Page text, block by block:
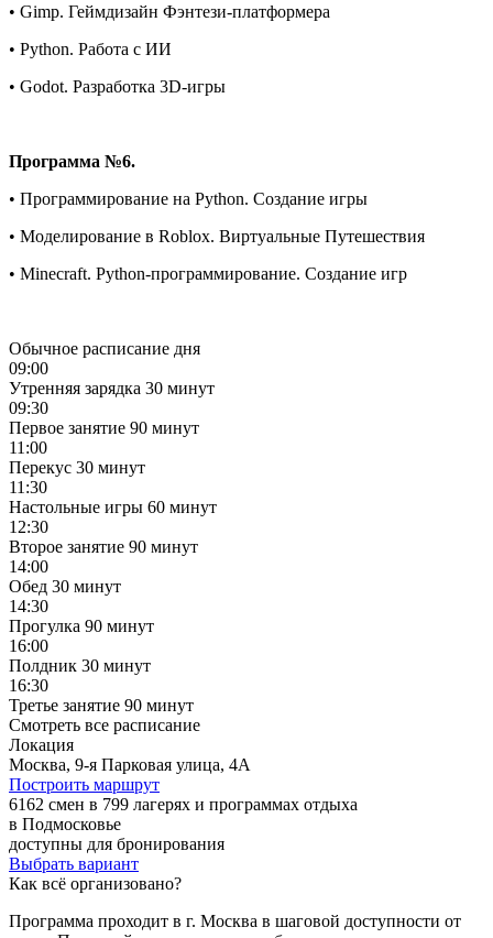
• Gimp. Геймдизайн Фэнтези-платформера
• Python. Работа с ИИ
• Godot. Разработка 3D-игры
Программа №6.
• Программирование на Python. Создание игры
• Моделирование в Roblox. Виртуальные Путешествия
• Minecraft. Python-программирование. Создание игр
Обычное расписание дня
09:00
Утренняя зарядка 30 минут
09:30
Первое занятие 90 минут
11:00
Перекус 30 минут
11:30
Настольные игры 60 минут
12:30
Второе занятие 90 минут
14:00
Обед 30 минут
14:30
Прогулка 90 минут
16:00
Полдник 30 минут
16:30
Третье занятие 90 минут
Смотреть все расписание
Локация
Москва, 9-я Парковая улица, 4А
Построить маршрут
6162 смен в 799 лагерях и программах отдыха
в Подмосковье
доступны для бронирования
Выбрать вариант
Как всё организовано?
Программа проходит в г. Москва в шаговой доступности от